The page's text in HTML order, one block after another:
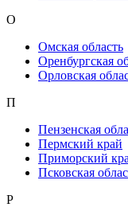
О
Омская область
Оренбургская
Орловская
П
Пензенская
Пермский край
Приморский
Псковская
Р